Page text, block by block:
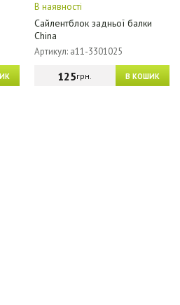
В наявності
Сайлентблок задньої балки
China
Артикул: a11-3301025
В КОШИК
125грн.